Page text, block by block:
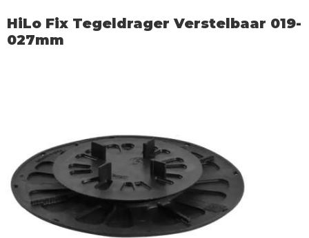
HiLo Fix Tegeldrager Verstelbaar 019-
027mm